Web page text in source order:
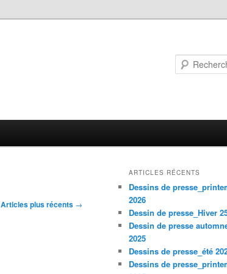
Articles plus récents →
ARTICLES RÉCENTS
Dessins de
2026
Dessin de presse_Hiver
Dessin de presse
2025
Dessins de presse_été
Dessins de